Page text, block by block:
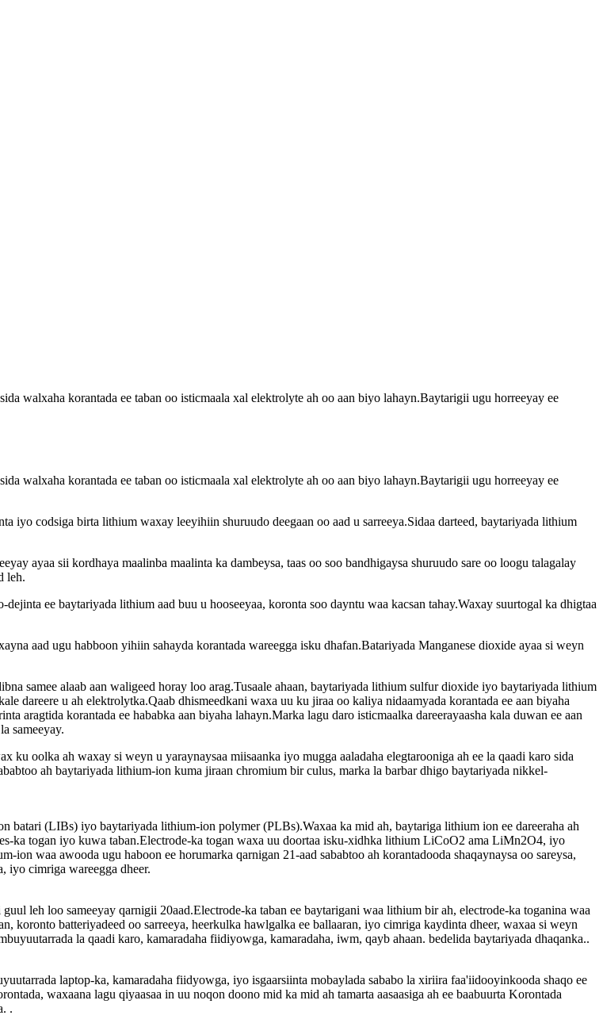
walxaha korantada ee taban oo isticmaala xal elektrolyte ah oo aan biyo lahayn.Baytarigii ugu horreeyay ee
walxaha korantada ee taban oo isticmaala xal elektrolyte ah oo aan biyo lahayn.Baytarigii ugu horreeyay ee
iyo codsiga birta lithium waxay leeyihiin shuruudo deegaan oo aad u sarreeya.Sidaa darteed, baytariyada lithium
ayaa sii kordhaya maalinba maalinta ka dambeysa, taas oo soo bandhigaysa shuruudo sare oo loogu talagalay
leh.
ee baytariyada lithium aad buu u hooseeyaa, koronta soo dayntu waa kacsan tahay.Waxay suurtogal ka dhigtaa
aad ugu habboon yihiin sahayda korantada wareegga isku dhafan.Batariyada Manganese dioxide ayaa si weyn
samee alaab aan waligeed horay loo arag.Tusaale ahaan, baytariyada lithium sulfur dioxide iyo baytariyada lithium
dareere u ah elektrolytka.Qaab dhismeedkani waxa uu ku jiraa oo kaliya nidaamyada korantada ee aan biyaha
aragtida korantada ee hababka aan biyaha lahayn.Marka lagu daro isticmaalka dareerayaasha kala duwan ee aan
sameeyay.
oolka ah waxay si weyn u yaraynaysaa miisaanka iyo mugga aaladaha elegtarooniga ah ee la qaadi karo sida
ah baytariyada lithium-ion kuma jiraan chromium bir culus, marka la barbar dhigo baytariyada nikkel-
(LIBs) iyo baytariyada lithium-ion polymer (PLBs).Waxaa ka mid ah, baytariga lithium ion ee dareeraha ah
ka togan iyo kuwa taban.Electrode-ka togan waxa uu doortaa isku-xidhka lithium LiCoO2 ama LiMn2O4, iyo
waa awooda ugu haboon ee horumarka qarnigan 21-aad sababtoo ah korantadooda shaqaynaysa oo sareysa,
iyo cimriga wareegga dheer.
leh loo sameeyay qarnigii 20aad.Electrode-ka taban ee baytarigani waa lithium bir ah, electrode-ka toganina waa
batteriyadeed oo sarreeya, heerkulka hawlgalka ee ballaaran, iyo cimriga kaydinta dheer, waxaa si weyn
la qaadi karo, kamaradaha fiidiyowga, kamaradaha, iwm, qayb ahaan. bedelida baytariyada dhaqanka..
laptop-ka, kamaradaha fiidyowga, iyo isgaarsiinta mobaylada sababo la xiriira faa'iidooyinkooda shaqo ee
waxaana lagu qiyaasaa in uu noqon doono mid ka mid ah tamarta aasaasiga ah ee baabuurta Korontada
.